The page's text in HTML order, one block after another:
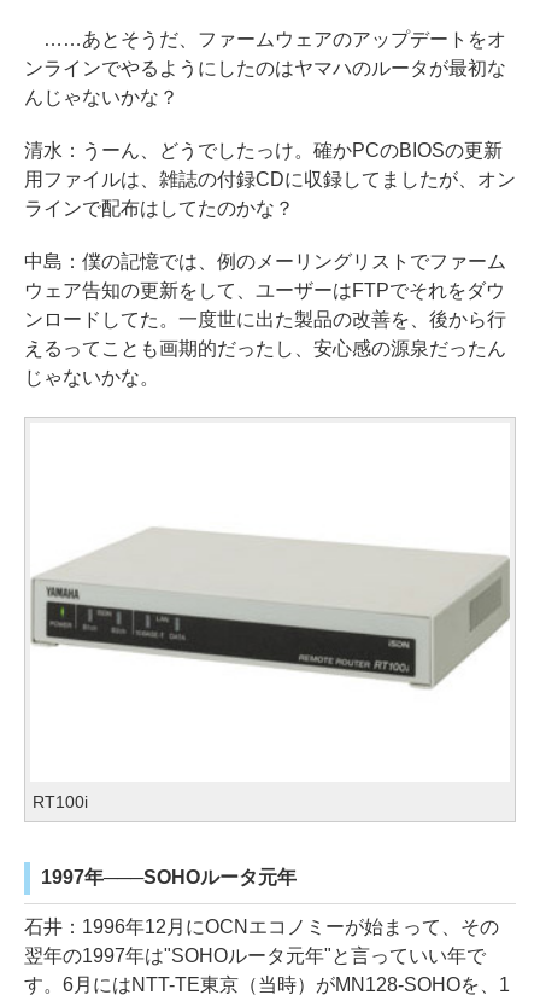
……あとそうだ、ファームウェアのアップデートをオ
ンラインでやるようにしたのはヤマハのルータが最初な
んじゃないかな？
清水：うーん、どうでしたっけ。確かPCのBIOSの更新
用ファイルは、雑誌の付録CDに収録してましたが、オン
ラインで配布はしてたのかな？
中島：僕の記憶では、例のメーリングリストでファーム
ウェア告知の更新をして、ユーザーはFTPでそれをダウ
ンロードしてた。一度世に出た製品の改善を、後から行
えるってことも画期的だったし、安心感の源泉だったん
じゃないかな。
RT100i
1997年───SOHOルータ元年
石井：1996年12月にOCNエコノミーが始まって、その
翌年の1997年は"SOHOルータ元年"と言っていい年で
す。6月にはNTT-TE東京（当時）がMN128-SOHOを、1